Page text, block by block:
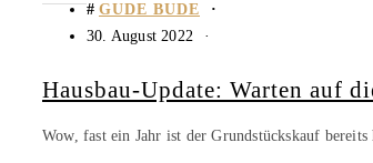
GUDE BUDE
30. August 2022
Hausbau-Update: Warten auf
Wow, fast ein Jahr ist der Grundstückskauf